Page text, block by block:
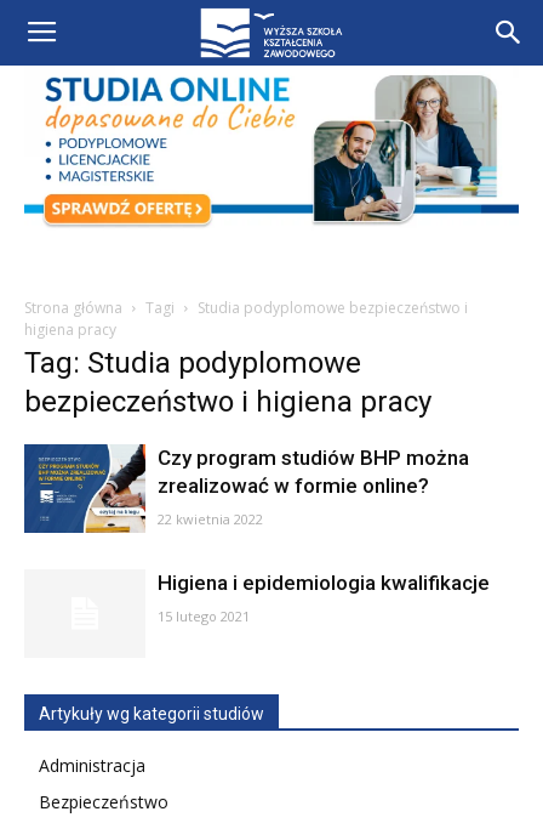
Strona główna Tagi
Studia podyplomowe bezpieczeństwo i
higiena pracy
Tag: Studia podyplomowe
bezpieczeństwo i higiena pracy
Czy program studiów BHP można
zrealizować w formie online?
22 kwietnia 2022
Higiena i epidemiologia kwalifikacje
15 lutego 2021
Artykuły wg kategorii studiów
Administracja
Bezpieczeństwo